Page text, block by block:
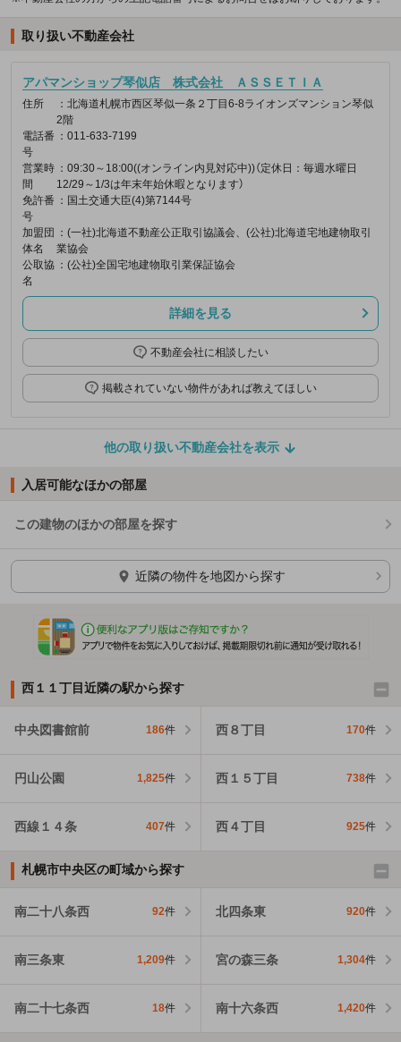
取り扱い不動産会社
アパマンショップ琴似店 株式会社 ＡＳＳＥＴＩＡ
住所
：北海道札幌市西区琴似一条２丁目6-8ライオンズマンション琴似
2階
電話番
号
：011-633-7199
営業時
間
：09:30～18:00((オンライン内見対応中))（定休日：毎週水曜日
12/29～1/3は年末年始休暇となります）
免許番
号
：国土交通大臣(4)第7144号
加盟団
体名
：(一社)北海道不動産公正取引協議会、(公社)北海道宅地建物取引
業協会
公取協
名
：(公社)全国宅地建物取引業保証協会
詳細を見る
不動産会社に相談したい
掲載されていない物件があれば教えてほしい
他の取り扱い不動産会社を表示
入居可能なほかの部屋
この建物のほかの部屋を探す
ほかの部屋を検索中…
近隣の物件を地図から探す
西１１丁目近隣の駅から探す
中央図書館前 186件 西８丁目 170件
円山公園 1,825件 西１５丁目 738件
西線１４条 407件 西４丁目 925件
札幌市中央区の町域から探す
南二十八条西 92件 北四条東 920件
南三条東 1,209件 宮の森三条 1,304件
南二十七条西 18件 南十六条西 1,420件